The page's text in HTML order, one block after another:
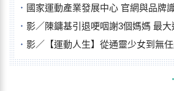
國家運動產業發展中心 官網與品牌
影／陳鏞基引退哽咽謝3個媽媽 最
影／【運動人生】從通靈少女到無任所大使 劉柏